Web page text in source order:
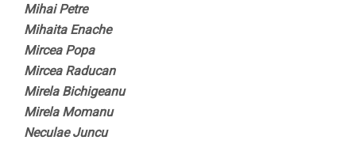
Mihai Petre
Mihaita Enache
Mircea Popa
Mircea Raducan
Mirela Bichigeanu
Mirela Momanu
Neculae Juncu